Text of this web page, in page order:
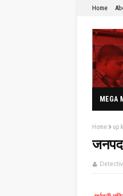
Home
MEGA
Home up
जनपद